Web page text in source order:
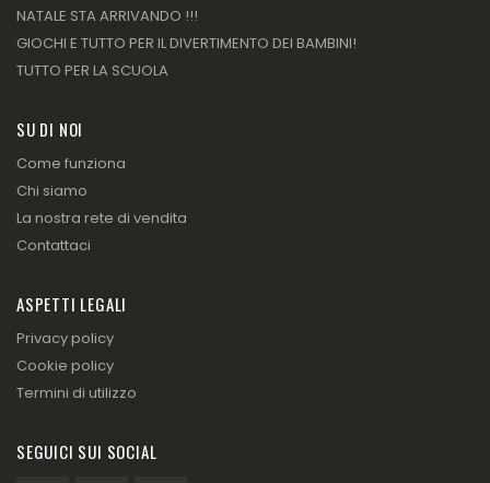
NATALE STA ARRIVANDO !!!
GIOCHI E TUTTO PER IL DIVERTIMENTO DEI BAMBINI!
TUTTO PER LA SCUOLA
SU DI NOI
Come funziona
Chi siamo
La nostra rete di vendita
Contattaci
ASPETTI LEGALI
Privacy policy
Cookie policy
Termini di utilizzo
SEGUICI SUI SOCIAL